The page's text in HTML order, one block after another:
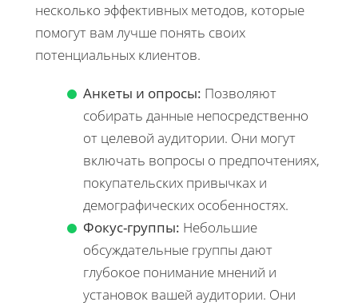
несколько эффективных методов, которые
помогут вам лучше понять своих
потенциальных клиентов.
Анкеты и опросы: Позволяют
собирать данные непосредственно
от целевой аудитории. Они могут
включать вопросы о предпочтениях,
покупательских привычках и
демографических особенностях.
Фокус-группы: Небольшие
обсуждательные группы дают
глубокое понимание мнений и
установок вашей аудитории. Они